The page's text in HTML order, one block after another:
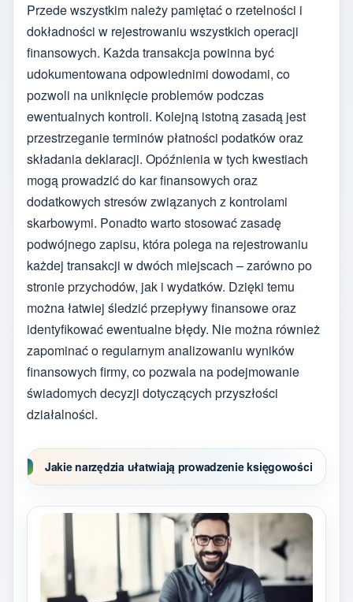
Przede wszystkim należy pamiętać o rzetelności i
dokładności w rejestrowaniu wszystkich operacji
finansowych. Każda transakcja powinna być
udokumentowana odpowiednimi dowodami, co
pozwoli na uniknięcie problemów podczas
ewentualnych kontroli. Kolejną istotną zasadą jest
przestrzeganie terminów płatności podatków oraz
składania deklaracji. Opóźnienia w tych kwestiach
mogą prowadzić do kar finansowych oraz
dodatkowych stresów związanych z kontrolami
skarbowymi. Ponadto warto stosować zasadę
podwójnego zapisu, która polega na rejestrowaniu
każdej transakcji w dwóch miejscach – zarówno po
stronie przychodów, jak i wydatków. Dzięki temu
można łatwiej śledzić przepływy finansowe oraz
identyfikować ewentualne błędy. Nie można również
zapominać o regularnym analizowaniu wyników
finansowych firmy, co pozwala na podejmowanie
świadomych decyzji dotyczących przyszłości
działalności.
Jakie narzędzia ułatwiają prowadzenie księgowości